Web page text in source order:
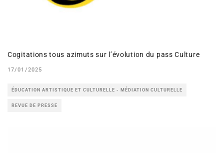
Cogitations tous azimuts sur l’évolution du pass Culture
17/01/2025
ÉDUCATION ARTISTIQUE ET CULTURELLE - MÉDIATION CULTURELLE
REVUE DE PRESSE